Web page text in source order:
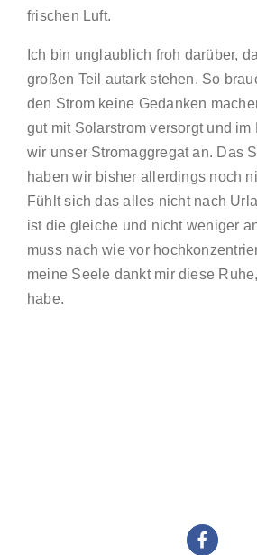
frischen Luft.
Ich bin unglaublich froh darüber,
großen Teil autark stehen. So
den Strom keine Gedanken
gut mit Solarstrom versorgt und
wir unser Stromaggregat an. Das
haben wir bisher allerdings noch
Fühlt sich das alles nicht nach
ist die gleiche und nicht weniger
muss nach wie vor
meine Seele dankt mir diese
habe.